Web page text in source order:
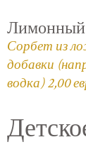
Лимонный
Сорбет из
добавки
водка) 2,00